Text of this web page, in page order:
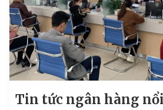
Tin tức ngân hàng